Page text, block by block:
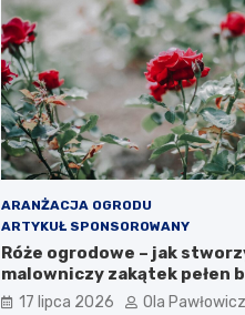
ARANŻACJA OGRODU
ARTYKUŁ SPONSOROWANY
Róże ogrodowe – jak
malowniczy zakątek pełen
17 lipca 2026 Ola Pawłowicz